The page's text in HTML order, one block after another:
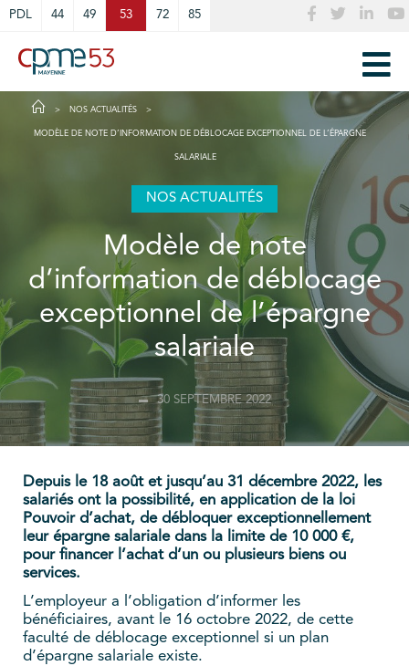
PDL 44 49 53 72 85
NOS ACTUALITÉS
MODÈLE DE NOTE D’INFORMATION DE DÉBLOCAGE EXCEPTIONNEL DE L’ÉPARGNE
SALARIALE
NOS ACTUALITÉS
Modèle de note
d’information de déblocage
exceptionnel de l’épargne
salariale
30 SEPTEMBRE 2022
Depuis le 18 août et jusqu’au 31 décembre 2022, les
salariés ont la possibilité, en application de la loi
Pouvoir d’achat, de débloquer exceptionnellement
leur épargne salariale dans la limite de 10 000 €,
pour financer l’achat d’un ou plusieurs biens ou
services.
L’employeur a l’obligation d’informer les
bénéficiaires, avant le 16 octobre 2022, de cette
faculté de déblocage exceptionnel si un plan
d’épargne salariale existe.
Cookies management panel